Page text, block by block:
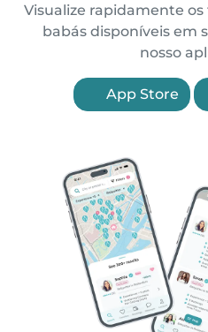
Visualize rapidamente
babás disponíveis em
nosso
App Store